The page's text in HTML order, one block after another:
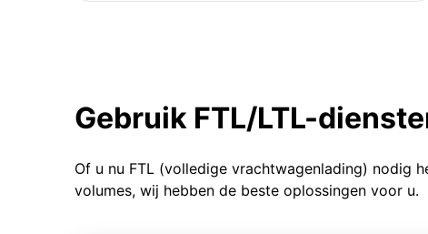
Gebruik FTL/LTL-
Of u nu FTL (volledige vrachtwagenlading) nodig
volumes, wij hebben de beste oplossingen voor u.